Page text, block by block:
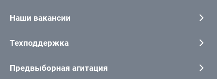
Наши вакансии
Техподдержка
Предвыборная агитация